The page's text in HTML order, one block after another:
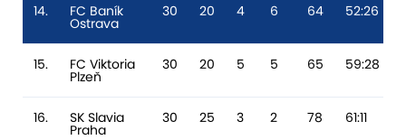
14. FC Baník
Ostrava
30 20 4 6 64 52:26
15. FC Viktoria
Plzeň
30 20 5 5 65 59:28
16. SK Slavia
Praha
30 25 3 2 78 61:11